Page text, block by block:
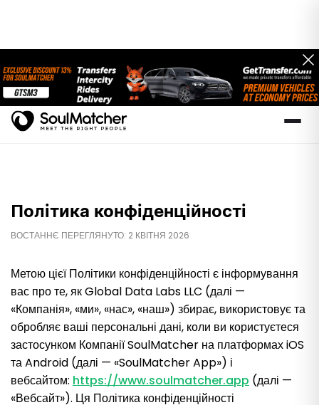
Політика конфіденційності
ВОСТАННЄ ПЕРЕГЛЯНУТО: 2 КВІТНЯ 2026
Метою цієї Політики конфіденційності є інформування
вас про те, як Global Data Labs LLC (далі —
«Компанія», «ми», «нас», «наш») збирає, використовує та
обробляє ваші персональні дані, коли ви користуєтеся
застосунком Компанії SoulMatcher на платформах iOS
та Android (далі — «SoulMatcher App») і
вебсайтом: https://www.soulmatcher.app (далі —
«Вебсайт»). Ця Політика конфіденційності